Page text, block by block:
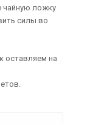
чайную ложку
силы во
оставляем на